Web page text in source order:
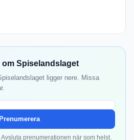
Spiselandslaget
ligger nere. Missa
Prenumerera
prenumerationen när som helst.